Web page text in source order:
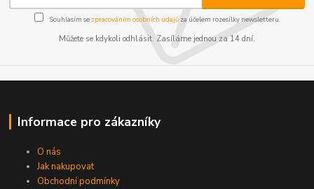
Souhlasím se zpracováním osobních údajůza účelem rozesílky newsletteru.
Můžete se kdykoli odhlásit. Zasíláme jednou za 14 dní.
Informace pro zákazníky
O nás
Jak nakupovat
Obchodní podmínky